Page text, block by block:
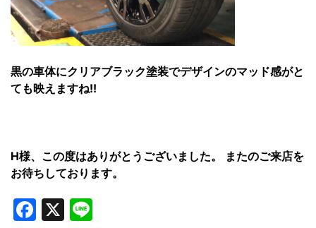
黒の車体にクリアブラック塗装でデザインのマッド感がと
ても映えますね!!
H様、この度はありがとうございました。 またのご来店を
お待ちしております。
Facebook
X